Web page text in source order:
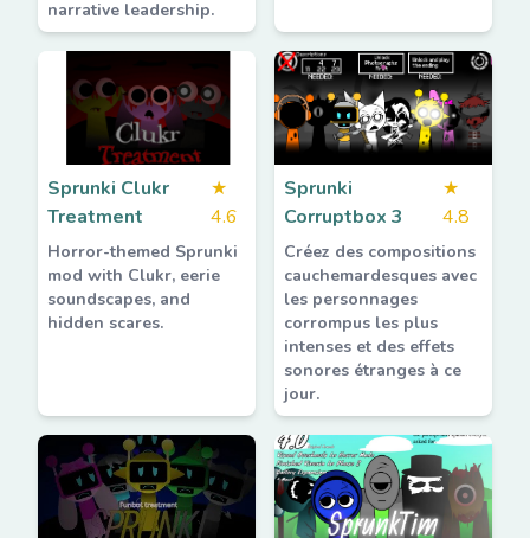
narrative leadership.
Sprunki Clukr
Treatment
★
4.6
Horror-themed Sprunki
mod with Clukr, eerie
soundscapes, and
hidden scares.
Sprunki
Corruptbox 3
★
4.8
Créez des compositions
cauchemardesques avec
les personnages
corrompus les plus
intenses et des effets
sonores étranges à ce
jour.